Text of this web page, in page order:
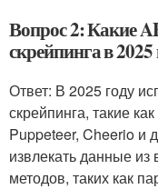
Вопрос 2: Какие
скрейпинга в 2025
Ответ: В 2025 году
скрейпинга, такие
Puppeteer, Cheerio и
извлекать данные
методов, таких как